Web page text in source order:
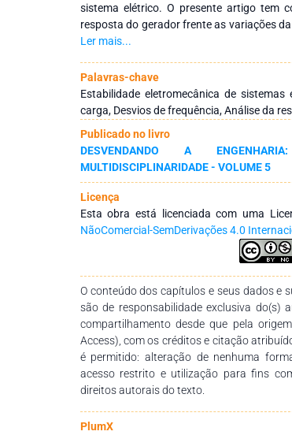
sistema elétrico. O presente artigo tem
resposta do gerador frente as variações
de frequência e também apresentar
sistema elétrico de potência, no geral
intrínsecas de cada ponto a ser estudado.
Ler mais...
Palavras-chave
Estabilidade eletromecânica de
carga, Desvios de frequência, Análise da
Publicado no livro
DESVENDANDO A
MULTIDISCIPLINARIDADE - VOLUME 5
Licença
Esta obra está licenciada com uma
NãoComercial-SemDerivações 4.0
O conteúdo dos capítulos e seus dados e
são de responsabilidade exclusiva do(s)
compartilhamento desde que pela
Access), com os créditos e citação
é permitido: alteração de nenhuma
acesso restrito e utilização para fins
direitos autorais do texto.
PlumX